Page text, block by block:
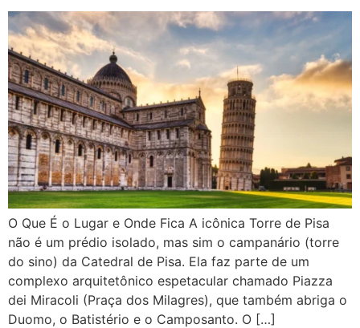
O Que É o Lugar e Onde Fica A icônica Torre de Pisa
não é um prédio isolado, mas sim o campanário (torre
do sino) da Catedral de Pisa. Ela faz parte de um
complexo arquitetônico espetacular chamado Piazza
dei Miracoli (Praça dos Milagres), que também abriga o
Duomo, o Batistério e o Camposanto. O […]